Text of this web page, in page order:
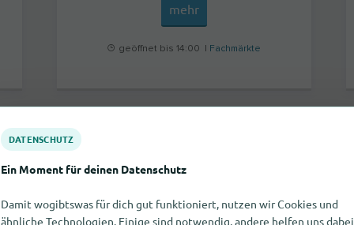
mehr
geöffnet bis 14:00 | Fachmärkte
DATENSCHUTZ
Ein Moment für deinen Datenschutz
Damit wogibtswas für dich gut funktioniert, nutzen wir Cookies und
ähnliche Technologien. Einige sind notwendig, andere helfen uns dabei,